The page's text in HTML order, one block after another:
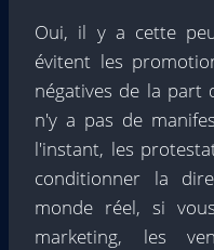
Oui, il y a cette
évitent les
négatives de la part
n'y a pas de
l'instant, les
conditionner la
monde réel, si
marketing, les